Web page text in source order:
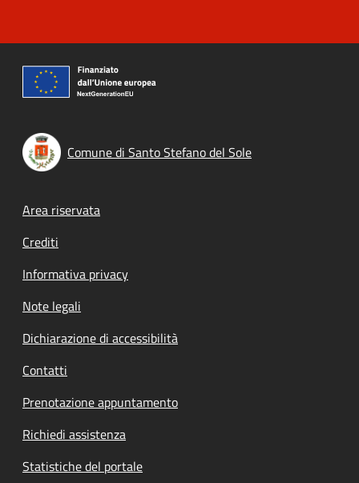
Comune di Santo Stefano del Sole
Footer menu
Area riservata
Crediti
Informativa privacy
Note legali
Dichiarazione di accessibilità
Contatti
Prenotazione appuntamento
Richiedi assistenza
Statistiche del portale